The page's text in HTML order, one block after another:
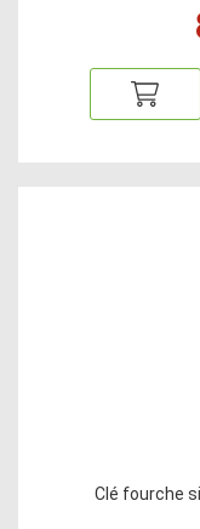
Clé fourche